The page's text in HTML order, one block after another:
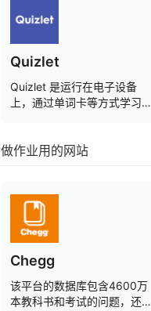
Quizlet
Quizlet 是运行在电子设备
上，通过单词卡等方式学习的
做作业用的网站
Chegg
该平台的数据库包含4600万
本教科书和考试的问题，还雇